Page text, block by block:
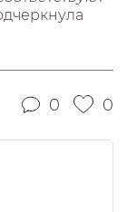
0 0